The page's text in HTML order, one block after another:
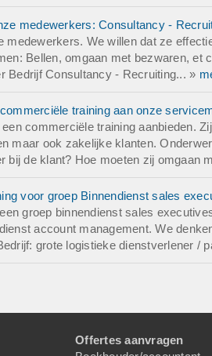
medewerkers: Consultancy -
medewerkers. We willen dat ze
Bellen, omgaan met bezwaren, et
Bedrijf Consultancy - Recruiting... »
training aan onze
commerciële training aanbieden.
maar ook zakelijke klanten.
bij de klant? Hoe moeten zij omgaan
voor groep Binnendienst sales
groep binnendienst sales
account management. We
grote logistieke dienstverlener /
Offertes aanvragen